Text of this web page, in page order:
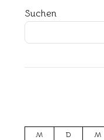
Suchen
M D M